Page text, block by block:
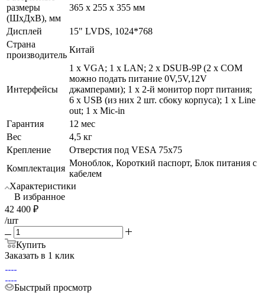
размеры
(ШхДхВ), мм
365 х 255 х 355 мм
Дисплей
15" LVDS, 1024*768
Страна
производитель
Китай
Интерфейсы
1 х VGA; 1 х LAN; 2 х DSUB-9P (2 х COM
можно подать питание 0V,5V,12V
джамперами); 1 х 2-й монитор порт питания;
6 х USB (из них 2 шт. сбоку корпуса); 1 х Line
out; 1 х Mic-in
Гарантия
12 мес
Вес
4,5 кг
Крепление
Отверстия под VESA 75x75
Комплектация
Моноблок, Короткий паспорт, Блок питания с
кабелем
Характеристики
В избранное
42 400 ₽
/шт
Купить
Заказать в 1 клик
Быстрый просмотр